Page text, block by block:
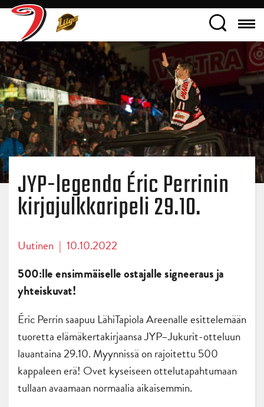
JYP-legenda Éric Perrinin
kirjajulkkaripeli 29.10.
Uutinen | 10.10.2022
500:lle ensimmäiselle ostajalle signeeraus ja
yhteiskuvat!
Éric Perrin saapuu LähiTapiola Areenalle esittelemään
tuoretta elämäkertakirjaansa JYP–Jukurit-otteluun
lauantaina 29.10. Myynnissä on rajoitettu 500
kappaleen erä! Ovet kyseiseen ottelutapahtumaan
tullaan avaamaan normaalia aikaisemmin.